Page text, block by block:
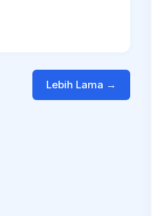
Lebih Lama →